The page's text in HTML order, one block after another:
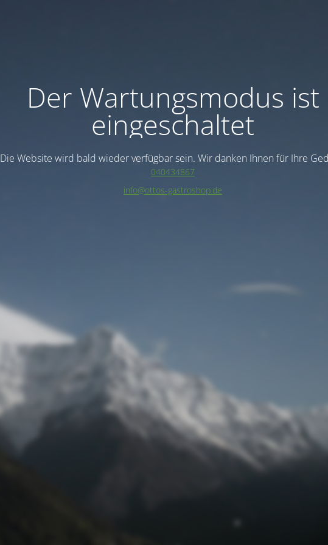
Der Wartungsmodus ist
eingeschaltet
Die Website wird bald wieder verfügbar sein. Wir danken Ihnen für Ihre
040434867
info@ottos-gastroshop.de